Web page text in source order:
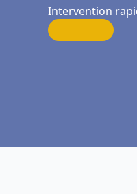
Intervention